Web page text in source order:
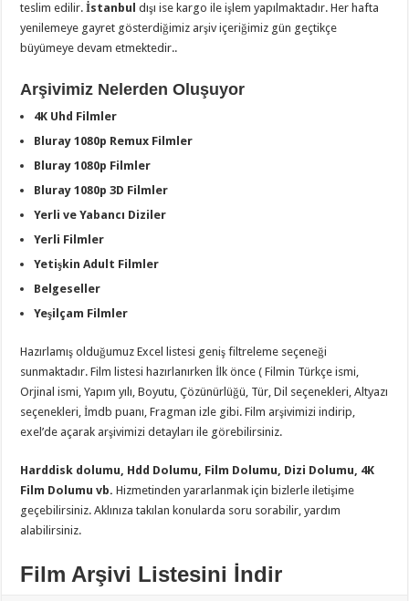
teslim edilir. İstanbul dışı ise kargo ile işlem yapılmaktadır. Her hafta
yenilemeye gayret gösterdiğimiz arşiv içeriğimiz gün geçtikçe
büyümeye devam etmektedir..
Arşivimiz Nelerden Oluşuyor
4K Uhd Filmler
Bluray 1080p Remux Filmler
Bluray 1080p Filmler
Bluray 1080p 3D Filmler
Yerli ve Yabancı Diziler
Yerli Filmler
Yetişkin Adult Filmler
Belgeseller
Yeşilçam Filmler
Hazırlamış olduğumuz Excel listesi geniş filtreleme seçeneği
sunmaktadır. Film listesi hazırlanırken İlk önce ( Filmin Türkçe ismi,
Orjinal ismi, Yapım yılı, Boyutu, Çözünürlüğü, Tür, Dil seçenekleri, Altyazı
seçenekleri, İmdb puanı, Fragman izle gibi. Film arşivimizi indirip,
exel’de açarak arşivimizi detayları ile görebilirsiniz.
Harddisk dolumu, Hdd Dolumu, Film Dolumu, Dizi Dolumu, 4K
Film Dolumu vb.Hizmetinden yararlanmak için bizlerle iletişime
geçebilirsiniz. Aklınıza takılan konularda soru sorabilir, yardım
alabilirsiniz.
Film Arşivi Listesini İndir